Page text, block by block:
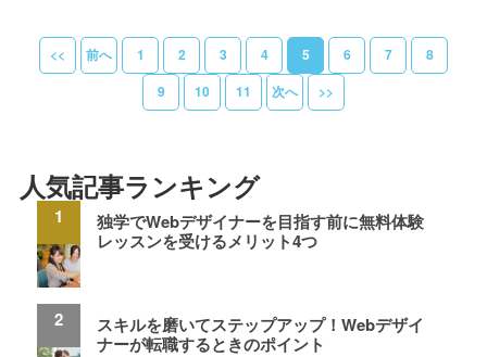
<< 前へ 1 2 3 4 5 6 7
8
9
10 11 次へ >>
人気記事ランキング
独学でWebデザイナーを目指す前に無料体験
レッスンを受けるメリット4つ
スキルを磨いてステップアップ！Webデザイ
ナーが転職するときのポイント